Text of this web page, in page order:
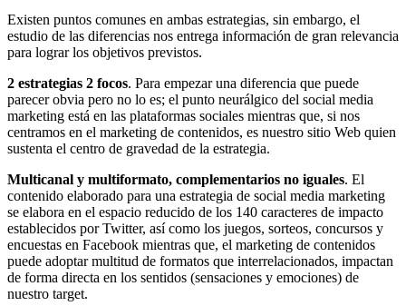
Existen puntos comunes en ambas estrategias, sin embargo, el
estudio de las diferencias nos entrega información de gran relevancia
para lograr los objetivos previstos.
2 estrategias 2 focos. Para empezar una diferencia que puede
parecer obvia pero no lo es; el punto neurálgico del social media
marketing está en las plataformas sociales mientras que, si nos
centramos en el marketing de contenidos, es nuestro sitio Web quien
sustenta el centro de gravedad de la estrategia.
Multicanal y multiformato, complementarios no iguales. El
contenido elaborado para una estrategia de social media marketing
se elabora en el espacio reducido de los 140 caracteres de impacto
establecidos por Twitter, así como los juegos, sorteos, concursos y
encuestas en Facebook mientras que, el marketing de contenidos
puede adoptar multitud de formatos que interrelacionados, impactan
de forma directa en los sentidos (sensaciones y emociones) de
nuestro target.